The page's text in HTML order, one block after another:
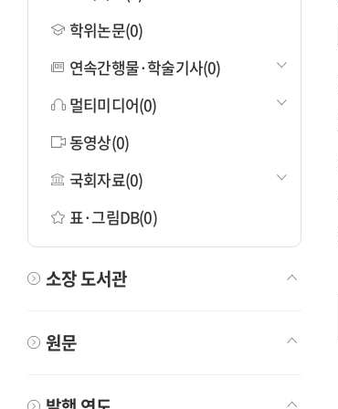
학위논문(0)
연속간행물·학술기사(0)
멀티미디어(0)
동영상(0)
국회자료(0)
표·그림DB(0)
소장 도서관
원문